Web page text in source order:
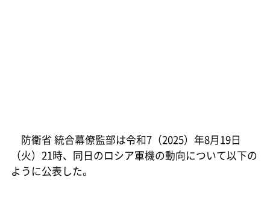
防衛省 統合幕僚監部は令和7（2025）年8月19日
（火）21時、同日のロシア軍機の動向について以下の
ように公表した。